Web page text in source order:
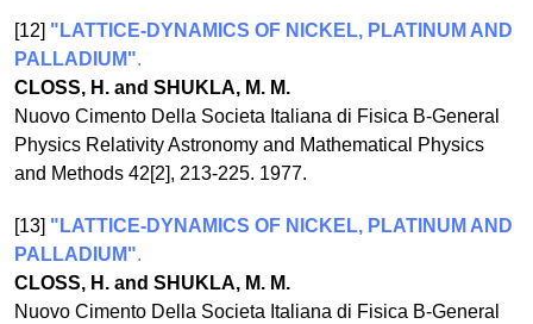
[12] "LATTICE-DYNAMICS OF NICKEL, PLATINUM AND
PALLADIUM".
CLOSS, H. and SHUKLA, M. M.
Nuovo Cimento Della Societa Italiana di Fisica B-General
Physics Relativity Astronomy and Mathematical Physics
and Methods 42[2], 213-225. 1977.
[13] "LATTICE-DYNAMICS OF NICKEL, PLATINUM AND
PALLADIUM".
CLOSS, H. and SHUKLA, M. M.
Nuovo Cimento Della Societa Italiana di Fisica B-General